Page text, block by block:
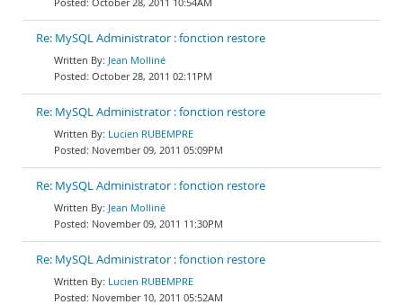
Re: MySQL Administrator : fonction restore
Jean Molliné
October 28, 2011 02:11PM
Re: MySQL Administrator : fonction restore
Lucien RUBEMPRE
November 09, 2011 05:09PM
Re: MySQL Administrator : fonction restore
Jean Molliné
November 09, 2011 11:30PM
Re: MySQL Administrator : fonction restore
Lucien RUBEMPRE
November 10, 2011 05:52AM